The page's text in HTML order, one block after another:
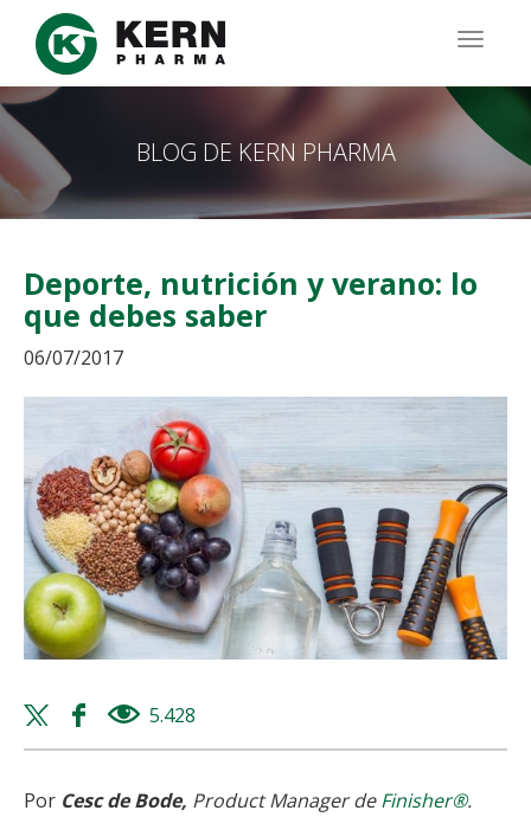
Pasar
contenido
principal
BLOG DE KERN PHARMA
Deporte, nutrición y verano: lo
que debes saber
06/07/2017
Twitter
share
Facebook
share
5.428
Por Cesc de Bode, Product Manager deFinisher®.